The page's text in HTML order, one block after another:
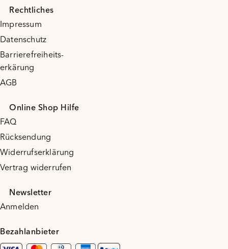
Rechtliches
Impressum
Datenschutz
Barrierefreiheits-
erkärung
AGB
Online Shop Hilfe
FAQ
Rücksendung
Widerrufserklärung
Vertrag widerrufen
Newsletter
Anmelden
Bezahlanbieter